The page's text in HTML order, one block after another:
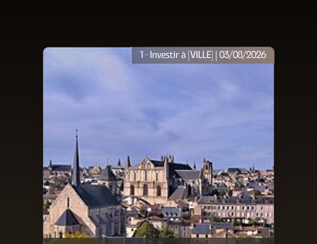
1 - Investir à [VILLE] | 03/08/2026